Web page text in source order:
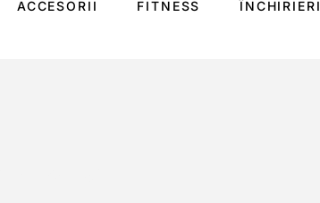
ACCESORII FITNESS ÎNCHIRIERI